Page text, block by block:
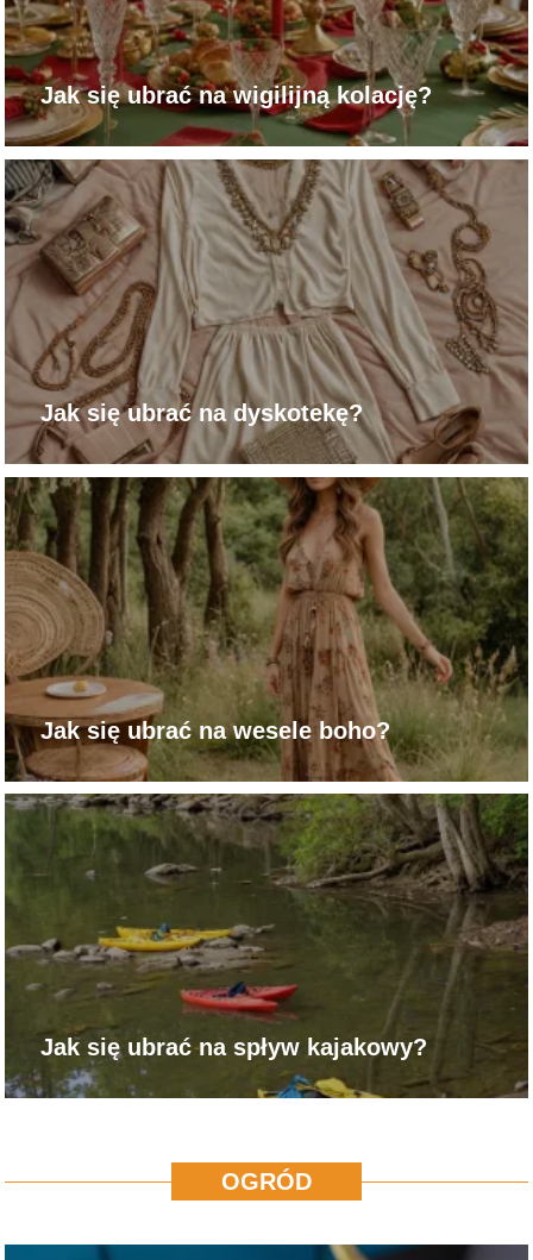
Jak się ubrać na wigilijną kolację?
Jak się ubrać na dyskotekę?
Jak się ubrać na wesele boho?
Jak się ubrać na spływ kajakowy?
OGRÓD